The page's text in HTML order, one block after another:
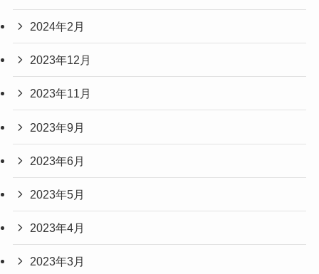
2024年2月
2023年12月
2023年11月
2023年9月
2023年6月
2023年5月
2023年4月
2023年3月